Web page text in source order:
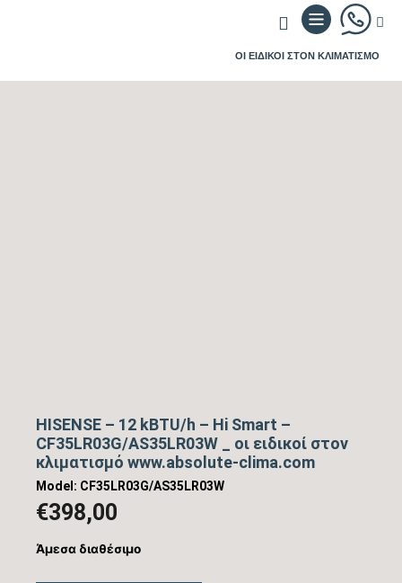
ΟΙ ΕΙΔΙΚΟΙ ΣΤΟΝ ΚΛΙΜΑΤΙΣΜΟ
HISENSE – 12 kBTU/h – Hi Smart –
CF35LR03G/AS35LR03W _ οι ειδικοί στον
κλιματισμό www.absolute-clima.com
Model: CF35LR03G/AS35LR03W
€398,00
Άμεσα διαθέσιμο